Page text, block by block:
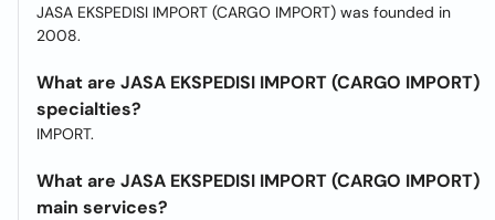
JASA EKSPEDISI IMPORT (CARGO IMPORT) was founded in
2008.
What are JASA EKSPEDISI IMPORT (CARGO IMPORT)
specialties?
IMPORT.
What are JASA EKSPEDISI IMPORT (CARGO IMPORT)
main services?